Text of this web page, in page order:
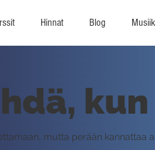
Hinnat Blog
mutta perään kannattaa